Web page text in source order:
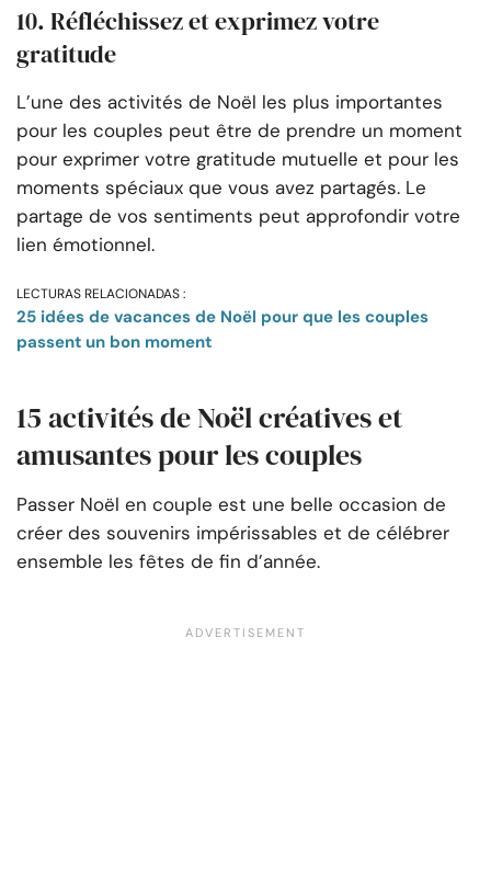
10. Réfléchissez et exprimez votre
gratitude
L’une des activités de Noël les plus importantes
pour les couples peut être de prendre un moment
pour exprimer votre gratitude mutuelle et pour les
moments spéciaux que vous avez partagés. Le
partage de vos sentiments peut approfondir votre
lien émotionnel.
LECTURAS RELACIONADAS :
25 idées de vacances de Noël pour que les couples
passent un bon moment
15 activités de Noël créatives et
amusantes pour les couples
Passer Noël en couple est une belle occasion de
créer des souvenirs impérissables et de célébrer
ensemble les fêtes de fin d’année.